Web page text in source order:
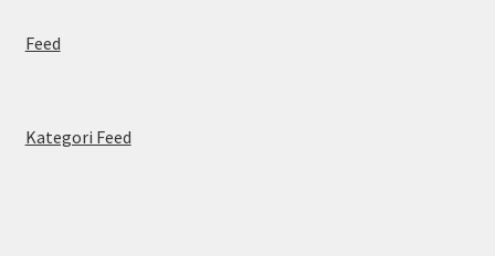
Feed
Kategori Feed